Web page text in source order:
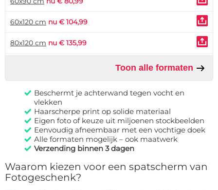
60x120 cm nu € 104,99
80x120 cm nu € 135,99
Toon alle formaten
Beschermt je achterwand tegen vocht en
vlekken
Haarscherpe print op solide materiaal
Eigen foto of keuze uit miljoenen stockbeelden
Eenvoudig afneembaar met een vochtige doek
Alle formaten mogelijk – ook maatwerk
Verzending binnen 3 dagen
Waarom kiezen voor een spatscherm van
Fotogeschenk?